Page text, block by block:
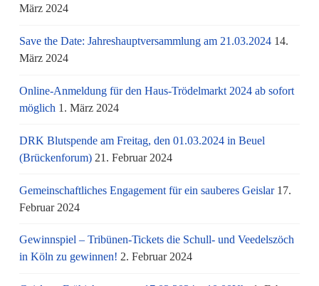
März 2024
Save the Date: Jahreshauptversammlung am 21.03.2024 14.
März 2024
Online-Anmeldung für den Haus-Trödelmarkt 2024 ab sofort
möglich 1. März 2024
DRK Blutspende am Freitag, den 01.03.2024 in Beuel
(Brückenforum) 21. Februar 2024
Gemeinschaftliches Engagement für ein sauberes Geislar 17.
Februar 2024
Gewinnspiel – Tribünen-Tickets die Schull- und Veedelszöch
in Köln zu gewinnen! 2. Februar 2024